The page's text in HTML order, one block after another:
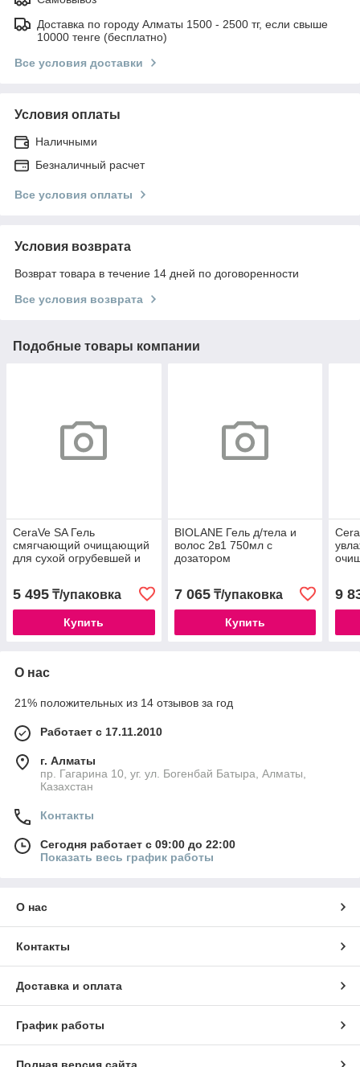
Доставка по городу Алматы 1500 - 2500 тг, если свыше
10000 тенге (бесплатно)
Все условия доставки
Условия оплаты
Наличными
Безналичный расчет
Все условия оплаты
Условия возврата
Возврат товара в течение 14 дней по договоренности
Все условия возврата
Подобные товары компании
CeraVe SA Гель
смягчающий очищающий
для сухой огрубевшей и
5 495 ₸/упаковка
Купить
BIOLANE Гель д/тела и
волос 2в1 750мл с
дозатором
7 065₸/упаковка
Купить
9
О нас
21% положительных из 14 отзывов за год
Работает с 17.11.2010
г. Алматы
пр. Гагарина 10, уг. ул. Богенбай Батыра, Алматы,
Казахстан
Контакты
Сегодня работает с 09:00 до 22:00
Показать весь график работы
О нас
Контакты
Доставка и оплата
График работы
Полная версия сайта